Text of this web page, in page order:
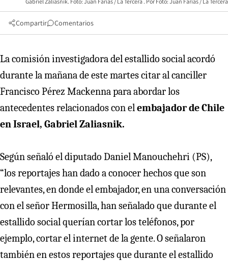
Compartir Comentarios
La comisión investigadora del estallido social acordó
durante la mañana de este martes citar al canciller
Francisco Pérez Mackenna para abordar los
antecedentes relacionados con elembajador de Chile
en Israel, Gabriel Zaliasnik.
Según señaló el diputado Daniel Manouchehri (PS),
“los reportajes han dado a conocer hechos que son
relevantes, en donde el embajador, en una conversación
con el señor Hermosilla, han señalado que durante el
estallido social querían cortar los teléfonos, por
ejemplo, cortar el internet de la gente. O señalaron
también en estos reportajes que durante el estallido